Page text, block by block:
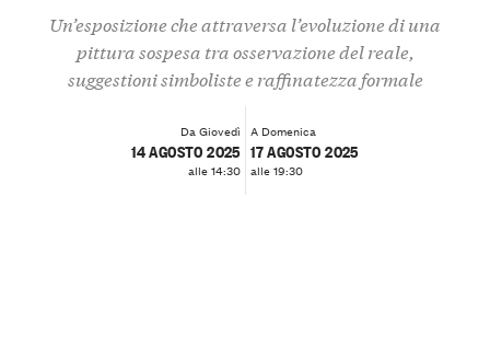
Un’esposizione che attraversa l’evoluzione di una
pittura sospesa tra osservazione del reale,
suggestioni simboliste e raffinatezza formale
Da Giovedì
14 AGOSTO 2025
alle 14:30
A Domenica
17 AGOSTO 2025
alle 19:30